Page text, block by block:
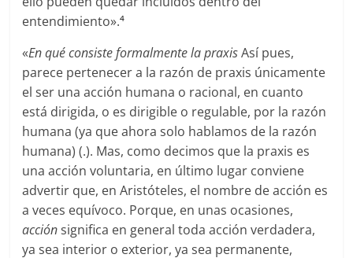
entendimiento».4
«En qué consiste formalmente la praxisAsí pues,
parece pertenecer a la razón de praxis únicamente
el ser una acción humana o racional, en cuanto
está dirigida, o es dirigible o regulable, por la razón
humana (ya que ahora solo hablamos de la razón
humana) (.). Mas, como decimos que la praxis es
una acción voluntaria, en último lugar conviene
advertir que, en Aristóteles, el nombre de acción es
a veces equívoco. Porque, en unas ocasiones,
acciónsignifica en general toda acción verdadera,
ya sea interior o exterior, ya sea permanente,